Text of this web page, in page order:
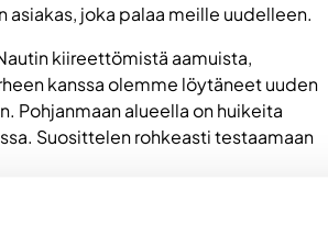
asiakas, joka palaa meille uudelleen.
kiireettömistä aamuista,
kanssa olemme löytäneet uuden
Pohjanmaan alueella on huikeita
Suosittelen rohkeasti testaamaan